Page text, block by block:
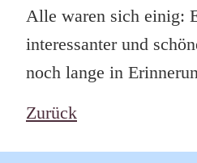
Alle waren sich einig:
interessanter und
noch lange in
Zurück